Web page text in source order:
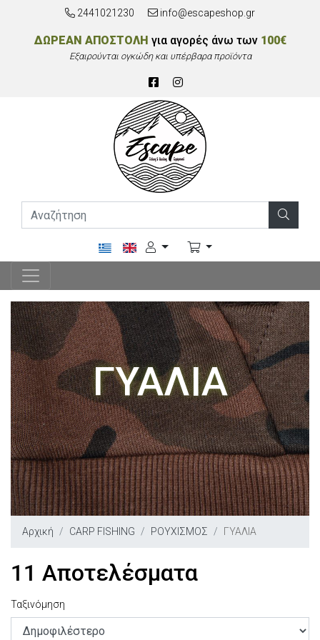
2441021230 info@escapeshop.gr
ΔΩΡΕΑΝ ΑΠΟΣΤΟΛΗ για αγορές άνω των 100€
Εξαιρούνται ογκώδη και υπέρβαρα προϊόντα
ΓΥΑΛΙΑ
Αρχική CARP FISHING ΡΟΥΧΙΣΜΟΣ ΓΥΑΛΙΑ
11 Αποτελέσματα
Ταξινόμηση